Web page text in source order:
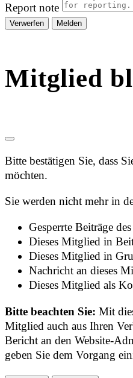
Report note
Melden
Mitglied
Bitte bestätigen Sie, dass
möchten.
Sie werden nicht mehr in
Gesperrte Beiträge
Dieses Mitglied in
Dieses Mitglied in
Nachricht an dieses
Dieses Mitglied als
Bitte beachten Sie:Mit
Mitglied auch aus Ihren
Bericht an den Website-
geben Sie dem Vorgang